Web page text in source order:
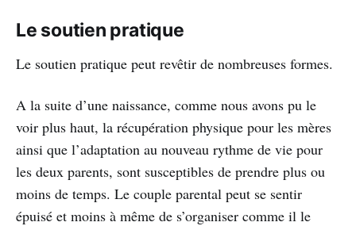
Le soutien pratique
Le soutien pratique peut revêtir de nombreuses formes.
A la suite d’une naissance, comme nous avons pu le
voir plus haut, la récupération physique pour les mères
ainsi que l’adaptation au nouveau rythme de vie pour
les deux parents, sont susceptibles de prendre plus ou
moins de temps. Le couple parental peut se sentir
épuisé et moins à même de s’organiser comme il le